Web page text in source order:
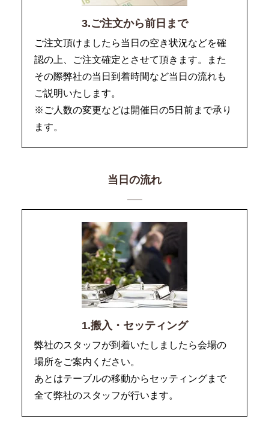
3.ご注文から前日まで
ご注文頂けましたら当日の空き状況などを確
認の上、ご注文確定とさせて頂きます。また
その際弊社の当日到着時間など当日の流れも
ご説明いたします。
※ご人数の変更などは開催日の5日前まで承り
ます。
当日の流れ
1.搬入・セッティング
弊社のスタッフが到着いたしましたら会場の
場所をご案内ください。
あとはテーブルの移動からセッティングまで
全て弊社のスタッフが行います。